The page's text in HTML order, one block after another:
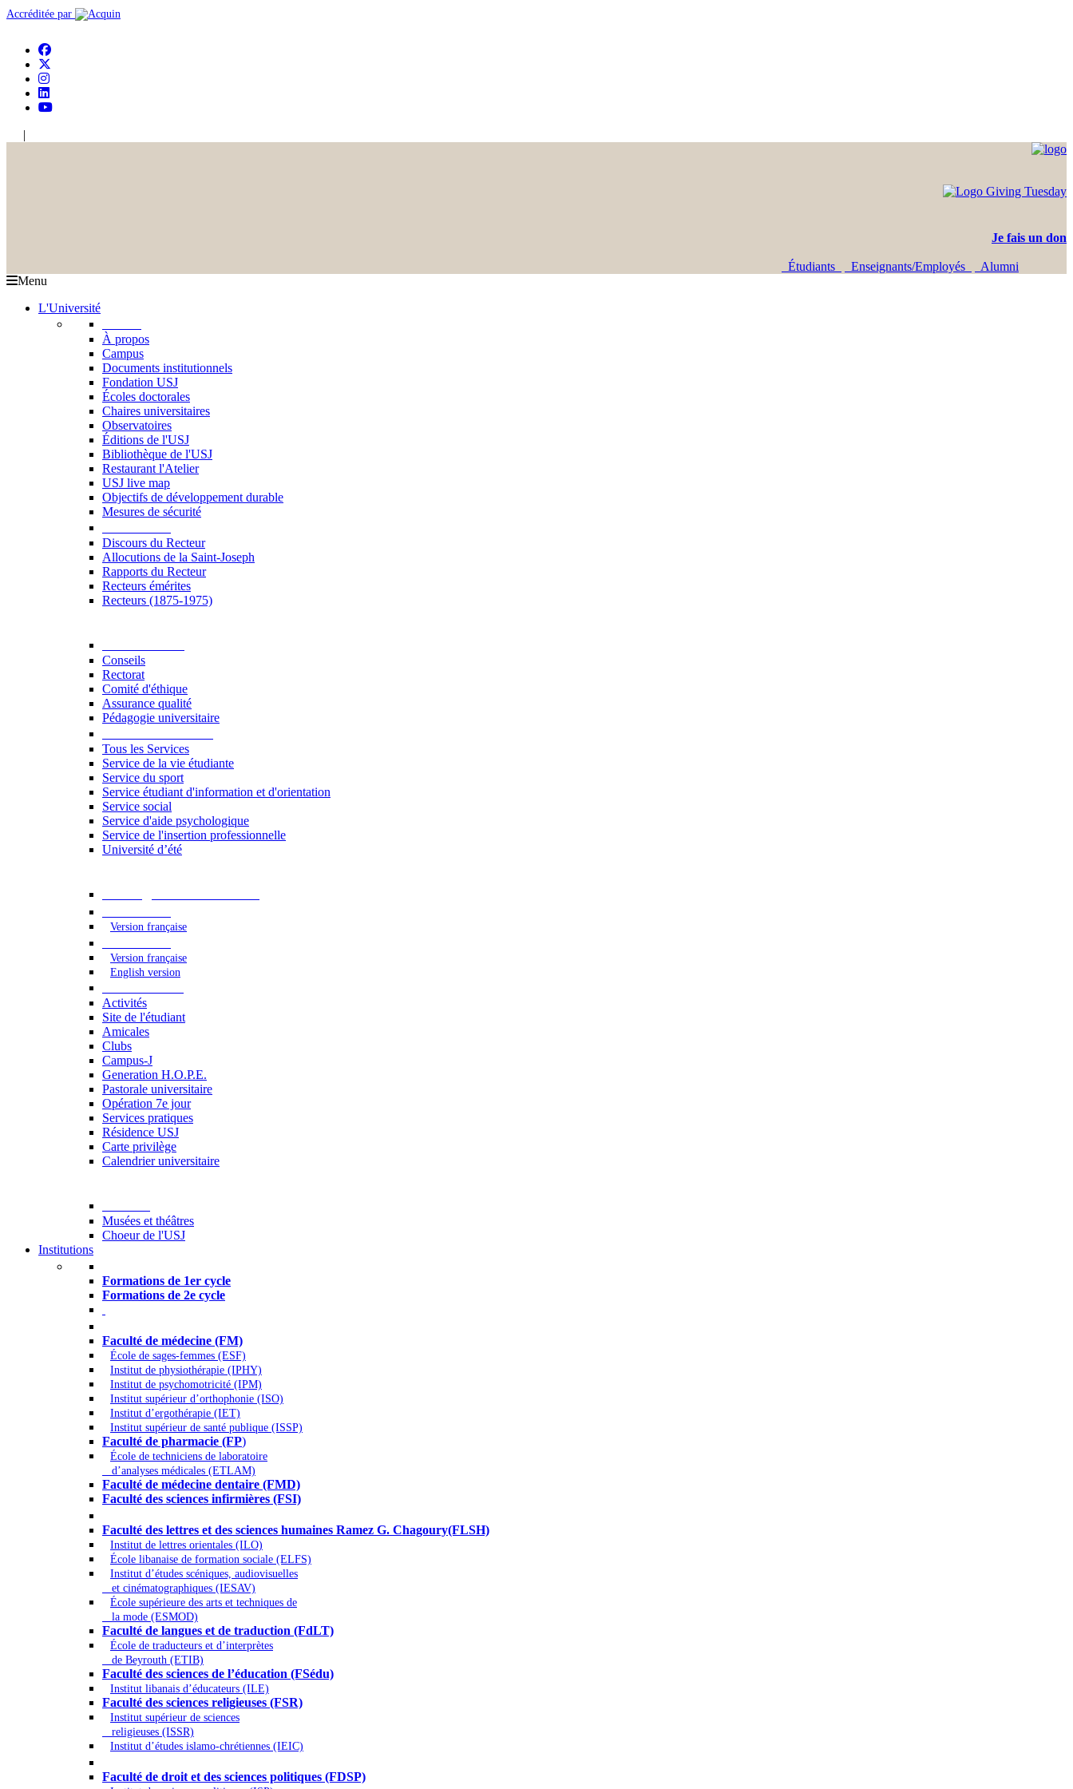
Accréditée par
|
Je fais un don
Étudiants Enseignants/Employés
Alumni
Menu
L'Université
À propos
Campus
Documents institutionnels
Fondation USJ
Écoles doctorales
Chaires universitaires
Observatoires
Éditions de l'USJ
Bibliothèque de l'USJ
Restaurant l'Atelier
USJ live map
Objectifs de développement durable
Mesures de sécurité
Discours du Recteur
Allocutions de la Saint-Joseph
Rapports du Recteur
Recteurs émérites
Recteurs (1875-1975)
Conseils
Rectorat
Comité d'éthique
Assurance qualité
Pédagogie universitaire
Tous les Services
Service de la vie étudiante
Service du sport
Service étudiant d'information et d'orientation
Service social
Service d'aide psychologique
Service de l'insertion professionnelle
Université d’été
Version française
Version française
English version
Activités
Site de l'étudiant
Amicales
Clubs
Campus-J
Generation H.O.P.E.
Pastorale universitaire
Opération 7e jour
Services pratiques
Résidence USJ
Carte privilège
Calendrier universitaire
Musées et théâtres
Choeur de l'USJ
Institutions
Formations de 1er cycle
Formations de 2e cycle
Faculté de médecine (FM)
École de sages-femmes (ESF)
Institut de physiothérapie (IPHY)
Institut de psychomotricité (IPM)
Institut supérieur d’orthophonie (ISO)
Institut d’ergothérapie (IET)
Institut supérieur de santé publique (ISSP)
Faculté de pharmacie (FP)
École de techniciens de laboratoire
d’analyses médicales (ETLAM)
Faculté de médecine dentaire (FMD)
Faculté des sciences infirmières (FSI)
Faculté des lettres et des sciences humaines Ramez G. Chagoury(FLSH)
Institut de lettres orientales (ILO)
École libanaise de formation sociale (ELFS)
Institut d’études scéniques, audiovisuelles
et cinématographiques (IESAV)
École supérieure des arts et techniques de
la mode (ESMOD)
Faculté de langues et de traduction (FdLT)
École de traducteurs et d’interprètes
de Beyrouth (ETIB)
Faculté des sciences de l’éducation (FSédu)
Institut libanais d’éducateurs (ILE)
Faculté des sciences religieuses (FSR)
Institut supérieur de sciences
religieuses (ISSR)
Institut d’études islamo-chrétiennes (IEIC)
Faculté de droit et des sciences politiques (FDSP)